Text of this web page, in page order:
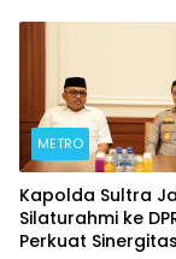
METRO
Kapolda Sultra
Silaturahmi ke
Perkuat Sinergitas